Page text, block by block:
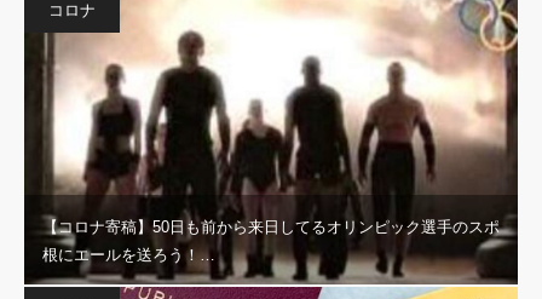
コロナ
【コロナ寄稿】50日も前から来日してるオリンピック選手のスポ
根にエールを送ろう！…